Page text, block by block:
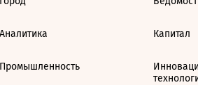
Аналитика
Промышленность
Капитал